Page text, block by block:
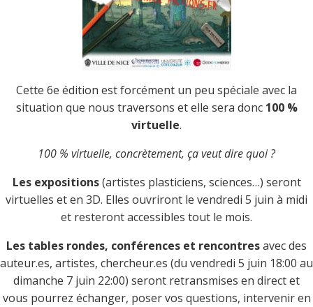
Cette 6e édition est forcément un peu spéciale avec la
situation que nous traversons et elle sera donc 100 %
virtuelle.
100 % virtuelle, concrètement, ça veut dire quoi ?
Les expositions(artistes plasticiens, sciences…) seront
virtuelles et en 3D. Elles ouvriront le vendredi 5 juin à midi
et resteront accessibles tout le mois.
Les tables rondes, conférences et rencontresavec des
auteur.es, artistes, chercheur.es (du vendredi 5 juin 18:00 au
dimanche 7 juin 22:00) seront retransmises en direct et
vous pourrez échanger, poser vos questions, intervenir en